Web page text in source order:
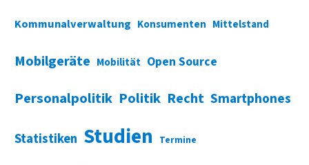
Kommunalverwaltung Konsumenten Mittelstand
Mobilgeräte Mobilität Open Source
Personalpolitik Politik Recht Smartphones
Statistiken Studien Termine